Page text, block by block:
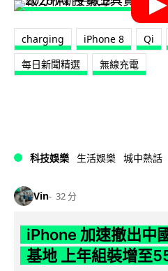
charging iPhone 8 Qi
每日新聞精選
無線充電
科技娛樂 生活娛樂 城中熱話
Vin 32 分
iPhone 加速撤出中
基地 上年組裝增至